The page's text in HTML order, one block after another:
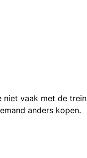
niet vaak met de
anders kopen.